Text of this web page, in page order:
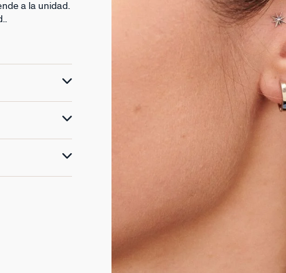
a la unidad.